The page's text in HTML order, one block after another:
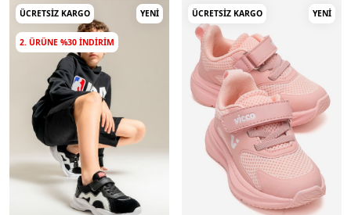
ÜCRETSIZ KARGO YENI
2. ÜRÜNE %30 INDIRIM
ÜCRETSIZ KARGO YENI